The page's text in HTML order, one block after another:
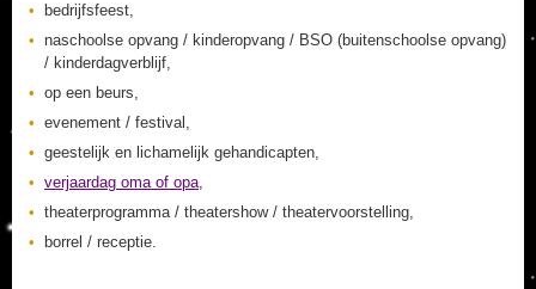
bedrijfsfeest,
naschoolse opvang / kinderopvang / BSO (buitenschoolse opvang)
/ kinderdagverblijf,
op een beurs,
evenement / festival,
geestelijk en lichamelijk gehandicapten,
verjaardag oma of opa,
theaterprogramma / theatershow / theatervoorstelling,
borrel / receptie.